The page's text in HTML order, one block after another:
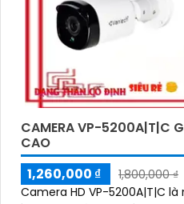
CAMERA VP-5200A|T|C
CAO
1,260,000 ₫
1,800,000 ₫
Camera HD VP-5200A|T|C